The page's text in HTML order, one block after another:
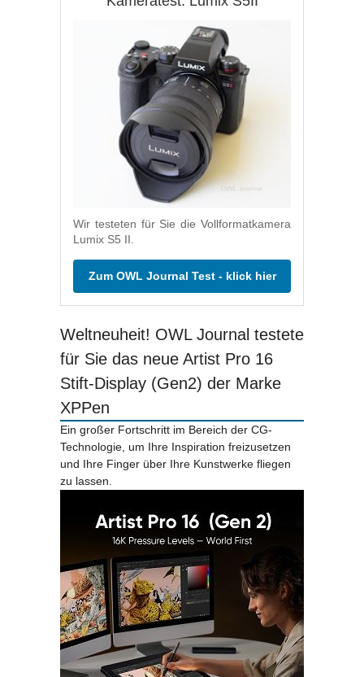
Wir testeten für Sie die Vollformatkamera
Lumix S5 II.
Zum OWL Journal Test - klick hier
Weltneuheit! OWL Journal testete
für Sie das neue Artist Pro 16
Stift-Display (Gen2) der Marke
XPPen
Ein großer Fortschritt im Bereich der CG-
Technologie, um Ihre Inspiration freizusetzen
und Ihre Finger über Ihre Kunstwerke fliegen
zu lassen.